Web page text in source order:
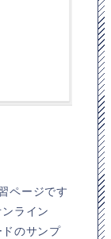
ページです
ライン
のサンプ